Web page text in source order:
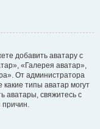
добавить аватару с
«Галерея аватар»,
От администратора
какие типы аватар могут
аватары, свяжитесь с
причин.